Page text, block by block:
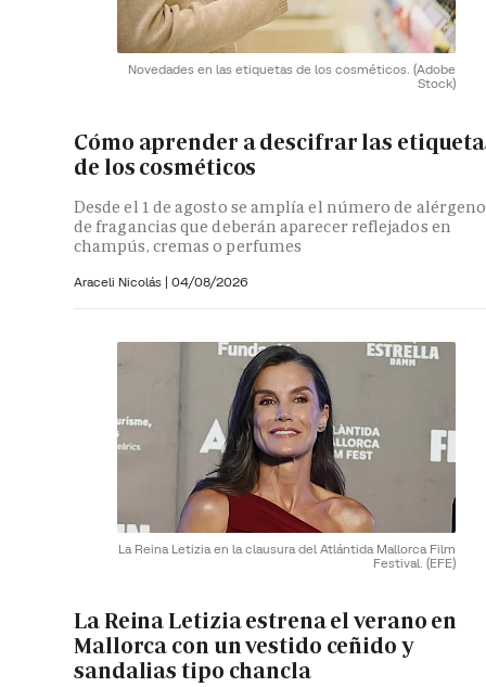
Novedades en las etiquetas de los cosméticos. (Adobe
Stock)
Cómo aprender a descifrar las
de los cosméticos
Desde el 1 de agosto se amplía el número de
de fragancias que deberán aparecer reflejados en
champús, cremas o perfumes
Araceli Nicolás | 04/08/2026
La Reina Letizia en la clausura del Atlántida Mallorca Film
Festival. (EFE)
La Reina Letizia estrena el verano en
Mallorca con un vestido ceñido y
sandalias tipo chancla